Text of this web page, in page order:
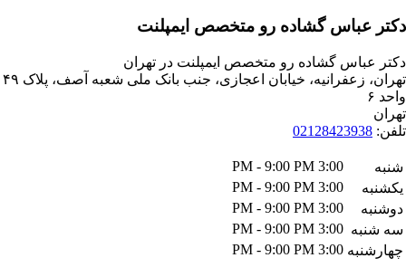
گشاده رو متخصص ایمپلنت
گشاده رو متخصص ایمپلنت در تهران
تهران، زعفرانیه، خیابان اعجازی، جنب بانک ملی شعبه آصف، پلاک ۴۹
3:00 PM - 9:00 PM
3:00 PM - 9:00 PM
3:00 PM - 9:00 PM
3:00 PM - 9:00 PM
3:00 PM - 9:00 PM